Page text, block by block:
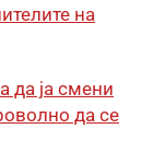
на
да ја смени
да се